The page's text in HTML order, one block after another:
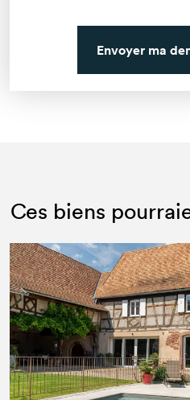
Envoyer ma
Ces biens